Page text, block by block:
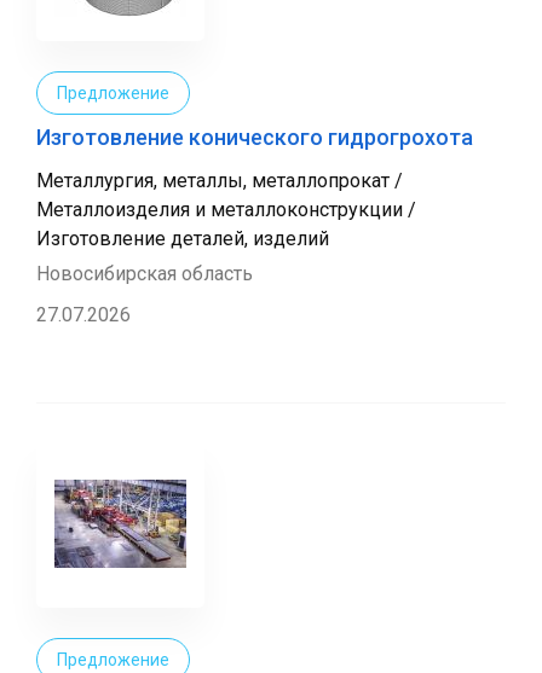
Предложение
Изготовление конического гидрогрохота
Металлургия, металлы, металлопрокат /
Металлоизделия и металлоконструкции /
Изготовление деталей, изделий
Новосибирская область
27.07.2026
Предложение